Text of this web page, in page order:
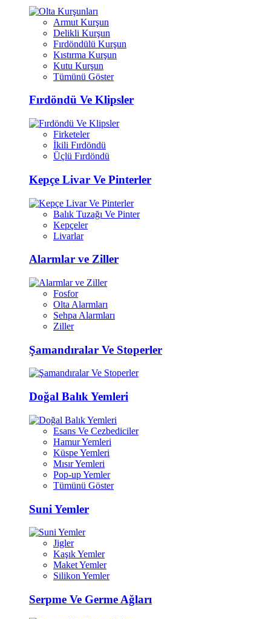
Armut Kurşun
Delikli Kurşun
Fırdöndülü Kurşun
Kıstırma Kurşun
Kutu Kurşun
Tümünü Göster
Fırdöndü Ve Klipsler
Firketeler
İkili Fırdöndü
Üçlü Fırdöndü
Kepçe Livar Ve Pinterler
Balık Tuzağı Ve Pinter
Kepçeler
Livarlar
Alarmlar ve Ziller
Fosfor
Olta Alarmları
Sehpa Alarmları
Ziller
Şamandıralar Ve Stoperler
Doğal Balık Yemleri
Esans Ve Cezbediciler
Hamur Yemleri
Küspe Yemleri
Mısır Yemleri
Pop-up Yemler
Tümünü Göster
Suni Yemler
Jigler
Kaşık Yemler
Maket Yemler
Silikon Yemler
Serpme Ve Germe Ağları